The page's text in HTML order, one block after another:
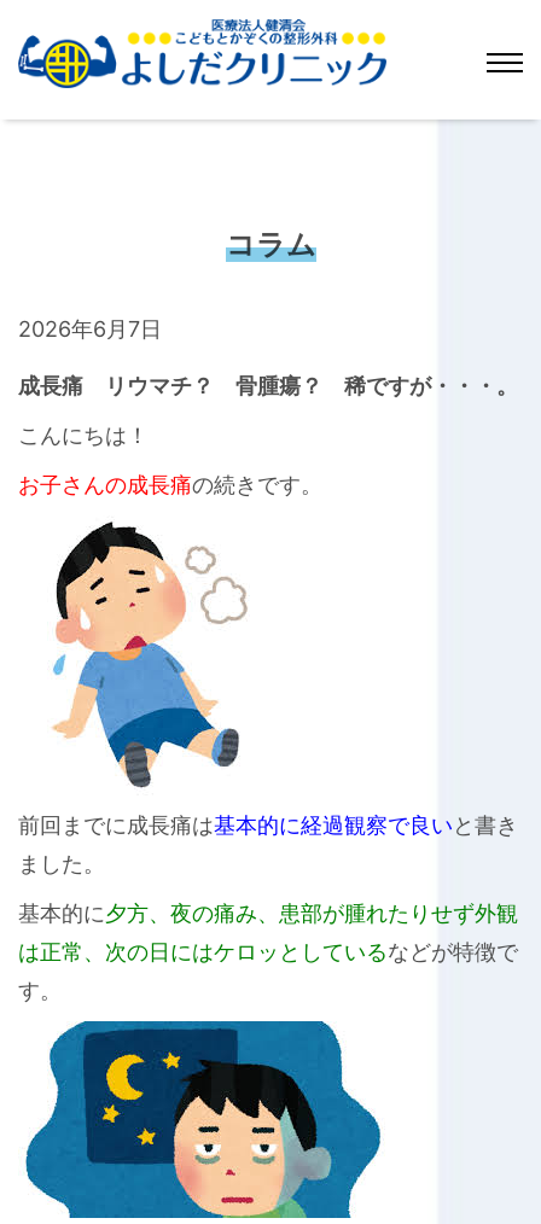
コラム
2026年6月7日
成長痛 リウマチ？ 骨腫瘍？ 稀ですが・・・。
こんにちは！
お子さんの成長痛の続きです。
前回までに成長痛は基本的に経過観察で良いと書き
ました。
基本的に夕方、夜の痛み、患部が腫れたりせず外観
は正常、次の日にはケロッとしているなどが特徴で
す。